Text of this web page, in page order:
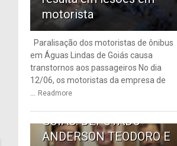
motorista
Paralisação dos motoristas de ônibus
em Águas Lindas de Goiás causa
transtornos aos passageiros No dia
12/06, os motoristas da empresa de
Readmore
6
TRANSPORTE PÚBLICO
GOIÁS: DEPUTADO
ANDERSON TEODORO E